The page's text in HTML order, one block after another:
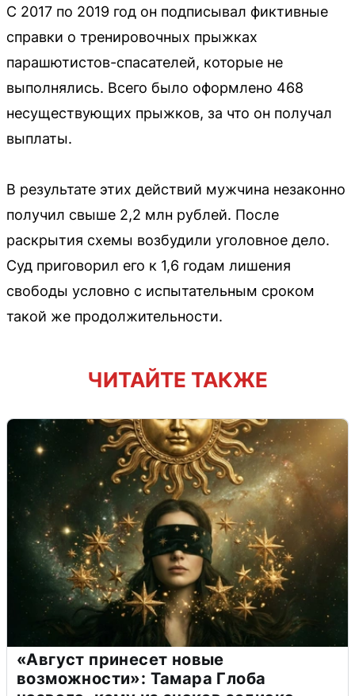
С 2017 по 2019 год он подписывал фиктивные
справки о тренировочных прыжках
парашютистов-спасателей, которые не
выполнялись. Всего было оформлено 468
несуществующих прыжков, за что он получал
выплаты.
В результате этих действий мужчина незаконно
получил свыше 2,2 млн рублей. После
раскрытия схемы возбудили уголовное дело.
Суд приговорил его к 1,6 годам лишения
свободы условно с испытательным сроком
такой же продолжительности.
ЧИТАЙТЕ ТАКЖЕ
«Август принесет новые
возможности»: Тамара Глоба